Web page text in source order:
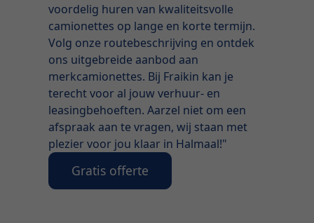
voordelig huren van kwaliteitsvolle
camionettes op lange en korte termijn.
Volg onze routebeschrijving en ontdek
ons uitgebreide aanbod aan
merkcamionettes. Bij Fraikin kan je
terecht voor al jouw verhuur- en
leasingbehoeften. Aarzel niet om een
afspraak aan te vragen, wij staan met
plezier voor jou klaar in Halmaal!"
Gratis offerte